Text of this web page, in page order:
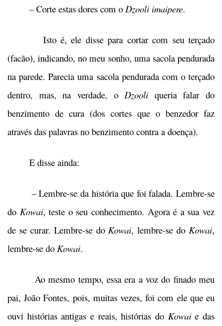
– Corte estas dores com o Dzooli imaipere.
Isto é, ele disse para cortar com seu terçado
(facão), indicando, no meu sonho, uma sacola pendurada
na parede. Parecia uma sacola pendurada com o terçado
dentro, mas, na verdade, oDzooli queria falar do
benzimento de cura (dos cortes que o benzedor faz
através das palavras no benzimento contra a doença).
E disse ainda:
– Lembre-se da história que foi falada. Lembre-se
do Kowai, teste o seu conhecimento. Agora é a sua vez
de se curar. Lembre-se doKowai, lembre-se do Kowai,
lembre-se do Kowai.
Ao mesmo tempo, essa era a voz do finado meu
pai, João Fontes, pois, muitas vezes, foi com ele que eu
ouvi histórias antigas e reais, histórias do Kowaie das